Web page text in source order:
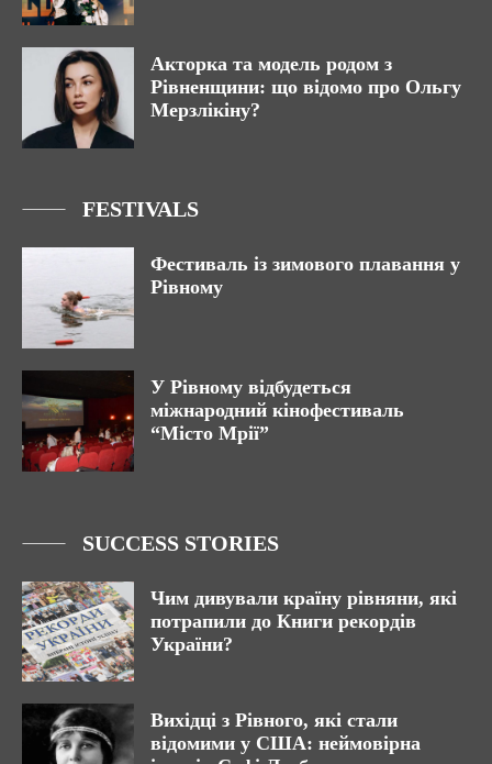
Акторка та модель родом з
Рівненщини: що відомо про Ольгу
Мерзлікіну?
FESTIVALS
Фестиваль із зимового плавання у
Рівному
У Рівному відбудеться
міжнародний кінофестиваль
“Місто Мрії”
SUCCESS STORIES
Чим дивували країну рівняни, які
потрапили до Книги рекордів
України?
Вихідці з Рівного, які стали
відомими у США: неймовірна